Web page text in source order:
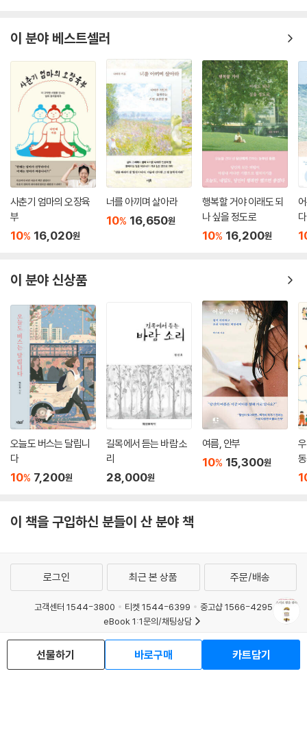
이 분야 베스트셀러
사춘기 엄마의 오장육
부
10% 16,020원
너를 아끼며 살아라
10% 16,650원
행복할 거야 이래도 되
나 싶을 정도로
10% 16,200원
다
이 분야 신상품
오늘도 버스는 달립니
다
10% 7,200원
길목에서 듣는 바람 소
리
28,000원
여름, 안부
10% 15,300원
이 책을 구입하신 분들이 산 분야 책
선물하기 바로구매 카트담기
로그인 최근 본 상품 주문/배송
고객센터 1544-3800 티켓 1544-6399
중고샵 1566-4295
eBook 1:1문의/채팅상담
예스이십사(주) 사업자 정보
이용약관
개인정보처리방침
청소년보호정책